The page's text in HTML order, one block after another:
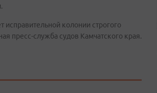
колонии строгого
пресс-служба судов Камчатского края.